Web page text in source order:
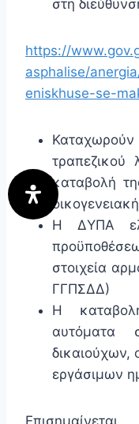
στη
https://
asphalise/
eniskhuse-se-
Καταχωρούν
τραπεζικού
καταβολή
Η ΔΥΠΑ
στοιχεία
ΓΓΠΣΔΔ)
Η
αυτόματα
δικαιούχων,
εργάσιμων